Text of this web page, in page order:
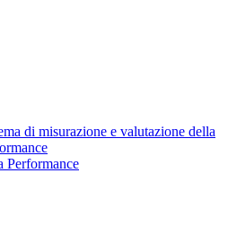
di misurazione e valutazione della
Performance